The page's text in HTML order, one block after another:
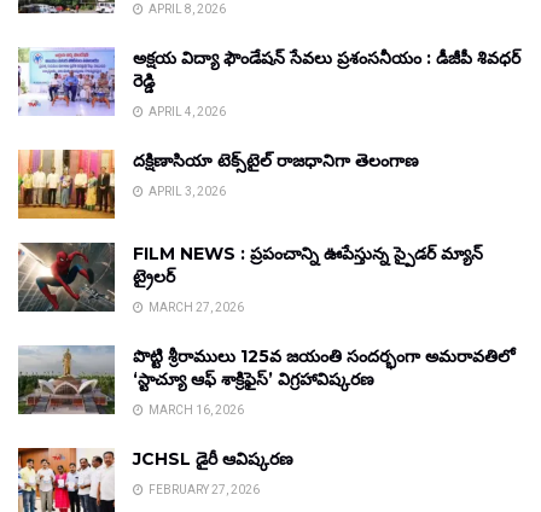
APRIL 8, 2026
అక్షయ విద్యా ఫౌండేషన్ సేవలు ప్రశంసనీయం : డీజీపీ శివధర్
రెడ్డి
APRIL 4, 2026
దక్షిణాసియా టెక్స్‌టైల్ రాజధానిగా తెలంగాణ
APRIL 3, 2026
FILM NEWS : ప్రపంచాన్ని ఊపేస్తున్న స్పైడర్ మ్యాన్
ట్రైలర్
MARCH 27, 2026
పొట్టి శ్రీరాములు 125వ జయంతి సందర్భంగా అమరావతిలో
‘స్టాచ్యూ ఆఫ్ శాక్రిఫైస్’ విగ్రహావిష్కరణ
MARCH 16, 2026
JCHSL డైరీ ఆవిష్కరణ
FEBRUARY 27, 2026